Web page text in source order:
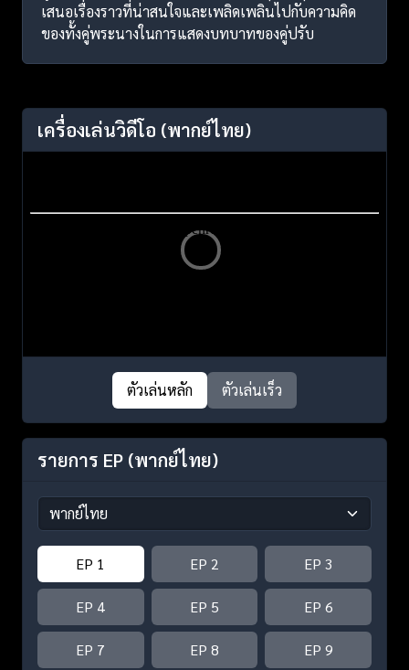
เสนอเรื่องราวที่น่าสนใจและเพลิดเพลินไปกับความคิด
ของทั้งคู่พระนางในการแสดงบทบาทของคู่ปรับ
เครื่องเล่นวิดีโอ (พากย์ไทย)
ตัวเล่นหลัก ตัวเล่นเร็ว
รายการ EP (พากย์ไทย)
EP 1 EP 2 EP 3
EP 4 EP 5 EP 6
EP 7 EP 8 EP 9